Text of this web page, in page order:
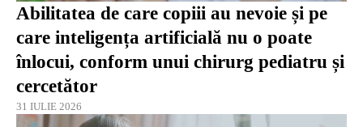
Abilitatea de care copiii au nevoie și pe
care inteligența artificială nu o poate
înlocui, conform unui chirurg pediatru și
cercetător
31 IULIE 2026